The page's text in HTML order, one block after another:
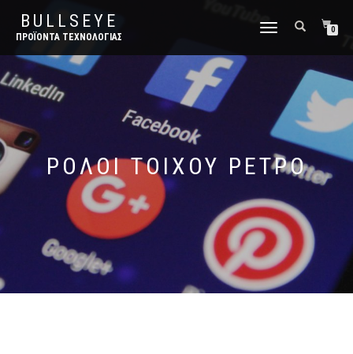
BULLSEYE
ΠΡΟΪΌΝΤΑ ΤΕΧΝΟΛΟΓΊΑΣ
ΕΝΑΛΛΑΓΉ
0
ΡΟΛΟΙ ΤΟΙΧΟΥ ΡΕΤΡΟ